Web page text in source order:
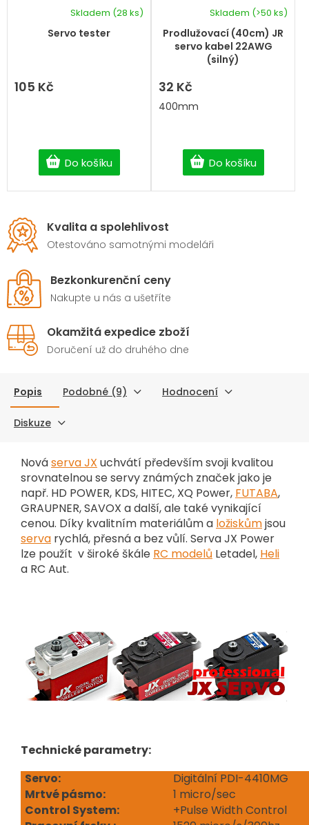
Servo tester
Skladem (28 ks)
105 Kč
Do košíku
Prodlužovací (40cm) JR
servo kabel 22AWG
(silný)
Skladem (>50 ks)
32 Kč
Do košíku
400mm
Kvalita a spolehlivost
Otestováno samotnými modeláři
Bezkonkurenční ceny
Nakupte u nás a ušetříte
Okamžitá expedice zboží
Doručení už do druhého dne
Popis Podobné (9) Hodnocení
Diskuze
Nováserva JX uchvátí především svoji kvalitou
srovnatelnou se servy známých značek jako je
např. HD POWER, KDS, HITEC, XQ Power, FUTABA,
GRAUPNER, SAVOX a další, ale také vynikající
cenou. Díky kvalitním materiálům a ložiskůmjsou
serva rychlá, přesná a bez vůlí. Serva JX Power
lze použít v široké škále RC modelů Letadel, Heli
a RC Aut.
Technické parametry:
Servo:
Digitální PDI-4410MG
Mrtvé pásmo:
1 micro/sec
Control System:
+Pulse Width Control